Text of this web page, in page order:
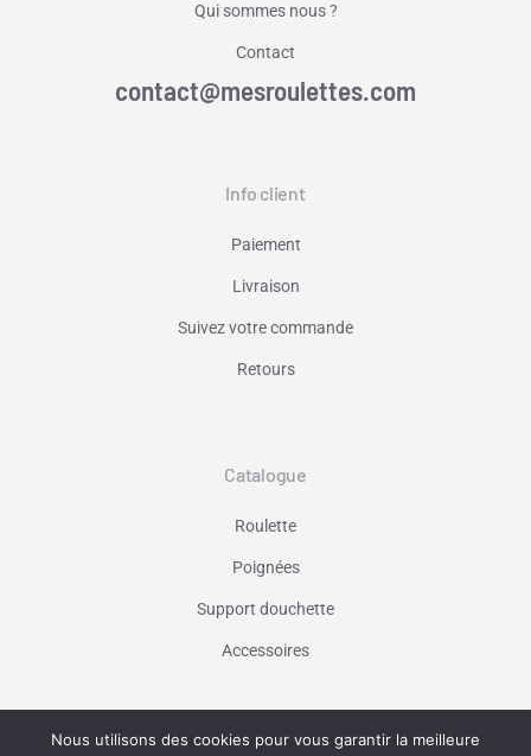
Qui sommes nous ?
Contact
contact@mesroulettes.com
Info client
Paiement
Livraison
Suivez votre commande
Retours
Catalogue
Roulette
Poignées
Support douchette
Accessoires
Vaniseo - votre agence web à Marseille -
Nous utilisons des cookies pour vous garantir la meilleure